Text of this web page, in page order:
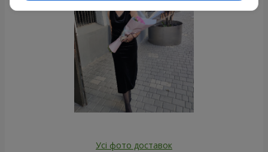
Усі фото доставок